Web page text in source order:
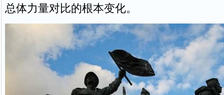
总体力量对比的根本变化。